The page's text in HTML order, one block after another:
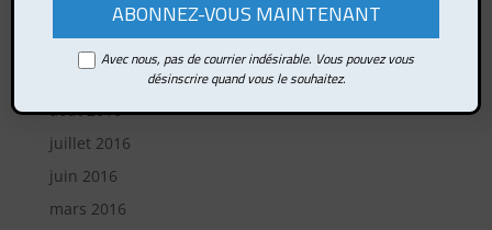
février 2017
octobre 2016
septembre 2016
août 2016
juillet 2016
juin 2016
mars 2016
Avec nous, pas de courrier indésirable. Vous pouvez vous
désinscrire quand vous le souhaitez.